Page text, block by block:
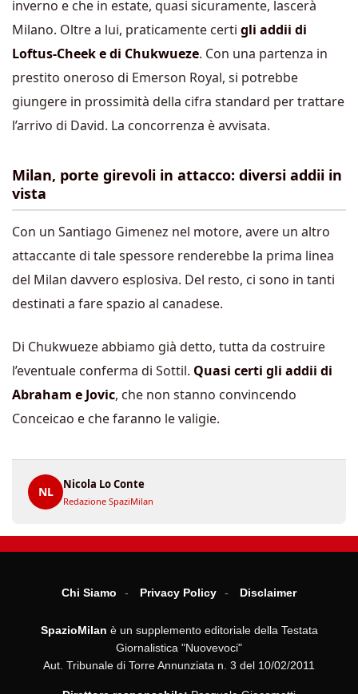
inverno e che in estate, quasi sicuramente, lascerà
Milano. Oltre a lui, praticamente certi gli addii di
Loftus-Cheek e di Chukwueze. Con una partenza in
prestito oneroso di Emerson Royal, si potrebbe
giungere in prossimità della cifra standard per trattare
l’arrivo di David. La concorrenza è avvisata.
Milan, porte girevoli in attacco: diversi addii in
vista
Con un Santiago Gimenez nel motore, avere un altro
attaccante di tale spessore renderebbe la prima linea
del Milan davvero esplosiva. Del resto, ci sono in tanti
destinati a fare spazio al canadese.
Di Chukwueze abbiamo già detto, tutta da costruire
l’eventuale conferma di Sottil. Quasi certi gli addii di
Abraham e Jovic, che non stanno convincendo
Conceicao e che faranno le valigie.
NL
Nicola Lo Conte
Redazione SpaziMilan
Chi Siamo Privacy Policy Disclaimer
SpazioMilan è un supplemento editoriale della Testata
Giornalistica "Nuovevoci"
Aut. Tribunale di Torre Annunziata n. 3 del 10/02/2011